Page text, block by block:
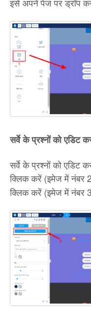
सर्वे के प्रश्नों को एडिट
सर्वे के प्रश्नों को एडिट
क्लिक करें (इमेज में नंबर
क्लिक करें (इमेज में नंबर